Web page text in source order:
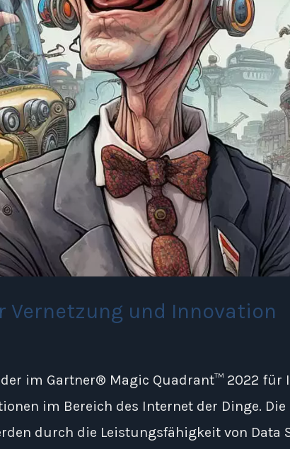
Vernetzung und Innovation
im Gartner® Magic Quadrant™ 2022
im Bereich des Internet der Dinge. Die
durch die Leistungsfähigkeit von Data